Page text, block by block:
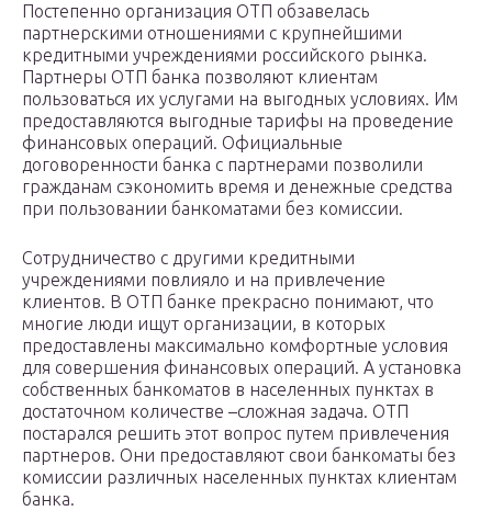
Постепенно организация ОТП обзавелась
партнерскими отношениями с крупнейшими
кредитными учреждениями российского рынка.
Партнеры ОТП банка позволяют клиентам
пользоваться их услугами на выгодных условиях. Им
предоставляются выгодные тарифы на проведение
финансовых операций. Официальные
договоренности банка с партнерами позволили
гражданам сэкономить время и денежные средства
при пользовании банкоматами без комиссии.
Сотрудничество с другими кредитными
учреждениями повлияло и на привлечение
клиентов. В ОТП банке прекрасно понимают, что
многие люди ищут организации, в которых
предоставлены максимально комфортные условия
для совершения финансовых операций. А установка
собственных банкоматов в населенных пунктах в
достаточном количестве –сложная задача. ОТП
постарался решить этот вопрос путем привлечения
партнеров. Они предоставляют свои банкоматы без
комиссии различных населенных пунктах клиентам
банка.